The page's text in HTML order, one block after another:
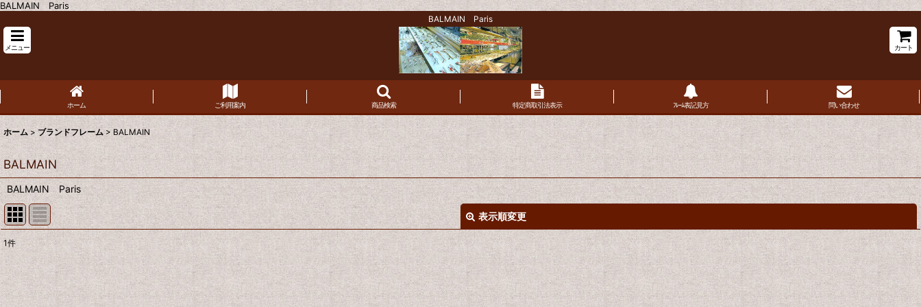
BALMAIN Paris
BALMAIN Paris
メニュー カート
ホーム ご利用案内 商品検索 特定商取引法表示 ﾌﾚｰﾑ表記見方 問い合わせ
ホーム > ブランドフレーム > BALMAIN
BALMAIN
BALMAIN Paris
表示順変更
表示数
並び順 :
1件